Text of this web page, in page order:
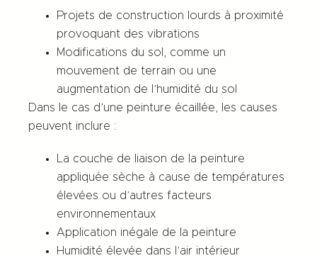
Projets de construction lourds à proximité
provoquant des vibrations
Modifications du sol, comme un
mouvement de terrain ou une
augmentation de l’humidité du sol
Dans le cas d’une peinture écaillée, les causes
peuvent inclure :
La couche de liaison de la peinture
appliquée sèche à cause de températures
élevées ou d’autres facteurs
environnementaux
Application inégale de la peinture
Humidité élevée dans l’air intérieur